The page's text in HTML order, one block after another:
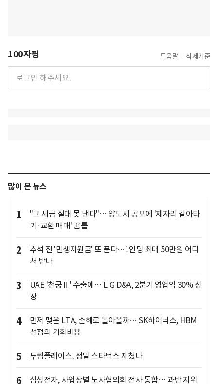
100자평 도움말 삭제기준
많이 본 뉴스
1
"그 세금 절대 못 낸다"… 양도세 공포에 '제자리 갈아타
기·교환 매매' 꿈틀
2
추석 전 '민생지원금' 또 푼다…1인당 최대 50만원 어디
서 받나
3
UAE '천궁Ⅱ' 수출에… LIG D&A, 2분기 영업익 30% 성
장
4
먼저 맺은 LTA, 손해로 돌아올까… SK하이닉스, HBM
선점의 기회비용
5 투썸플레이스, 정말 스타벅스 제쳤나
6 삼성전자, 사업장별 노사협의회 전사 통합… 과반 지위